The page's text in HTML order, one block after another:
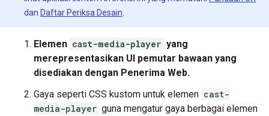
dan Daftar Periksa Desain
Elemen cast-media-player yang
merepresentasikan UI pemutar bawaan yang
disediakan dengan Penerima Web.
Gaya seperti CSS kustom untuk elemen cast-
media-player guna mengatur gaya berbagai elemen